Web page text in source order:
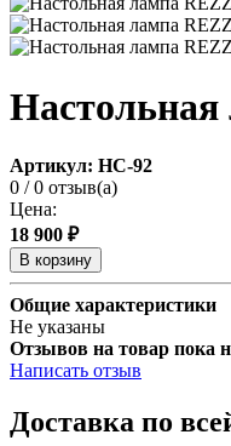
Артикул: НС-92
0 / 0 отзыв(а)
Цена:
18 900 ₽
В корзину
Общие характеристики
Не указаны
Отзывов на товар пока
Написать отзыв
Доставка по